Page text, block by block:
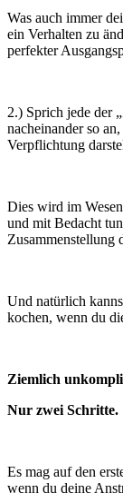
Was auch immer
ein Verhalten zu
perfekter
2.) Sprich jede der
nacheinander so
Verpflichtung
Dies wird im
und mit Bedacht
Zusammenstellung
Und natürlich
kochen, wenn du
Ziemlich
Nur zwei Schritte.
Es mag auf den
wenn du deine